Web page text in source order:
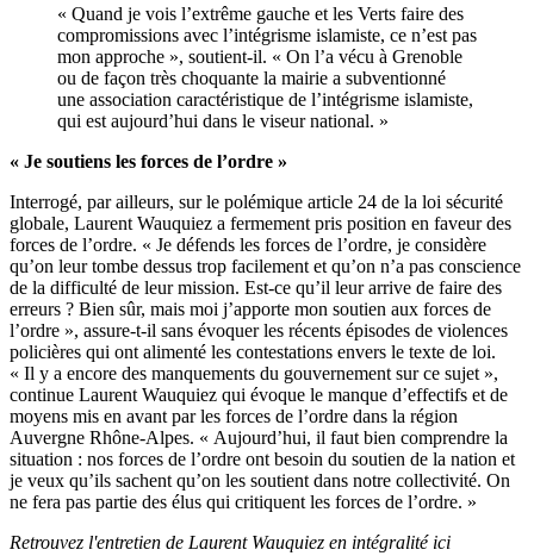
« Quand je vois l’extrême gauche et les Verts faire des
compromissions avec l’intégrisme islamiste, ce n’est pas
mon approche », soutient-il. « On l’a vécu à Grenoble
ou de façon très choquante la mairie a subventionné
une association caractéristique de l’intégrisme islamiste,
qui est aujourd’hui dans le viseur national. »
« Je soutiens les forces de l’ordre »
Interrogé, par ailleurs, sur le polémique article 24 de la loi sécurité
globale, Laurent Wauquiez a fermement pris position en faveur des
forces de l’ordre. « Je défends les forces de l’ordre, je considère
qu’on leur tombe dessus trop facilement et qu’on n’a pas conscience
de la difficulté de leur mission. Est-ce qu’il leur arrive de faire des
erreurs ? Bien sûr, mais moi j’apporte mon soutien aux forces de
l’ordre », assure-t-il sans évoquer les récents épisodes de violences
policières qui ont alimenté les contestations envers le texte de loi.
« Il y a encore des manquements du gouvernement sur ce sujet »,
continue Laurent Wauquiez qui évoque le manque d’effectifs et de
moyens mis en avant par les forces de l’ordre dans la région
Auvergne Rhône-Alpes. « Aujourd’hui, il faut bien comprendre la
situation : nos forces de l’ordre ont besoin du soutien de la nation et
je veux qu’ils sachent qu’on les soutient dans notre collectivité. On
ne fera pas partie des élus qui critiquent les forces de l’ordre. »
Retrouvez l'entretien de Laurent Wauquiez en intégralité ici